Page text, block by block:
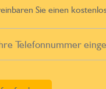
Sie einen